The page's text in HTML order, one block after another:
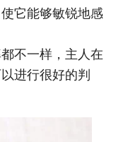
它能够敏锐地感
不一样，主人在
进行很好的判